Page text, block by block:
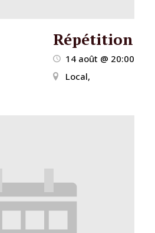
Répétition
14 août @ 20:00
Local,